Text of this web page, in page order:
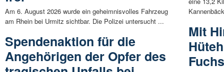
Am 6. August 2026 wurde ein geheimnisvolles Fahrzeug
am Rhein bei Urmitz sichtbar. Die Polizei untersucht ...
Spendenaktion für die
Angehörigen der Opfer des
Mit